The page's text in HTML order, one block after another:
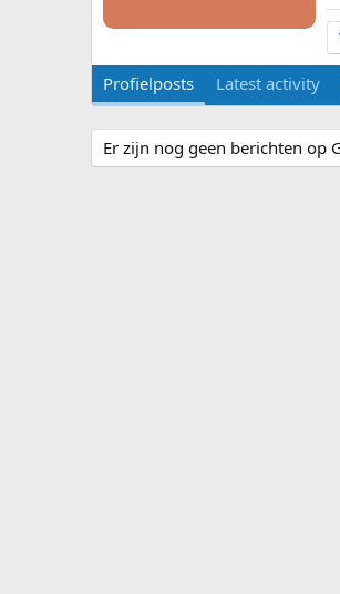
Profielposts Latest activity
Er zijn nog geen berichten op